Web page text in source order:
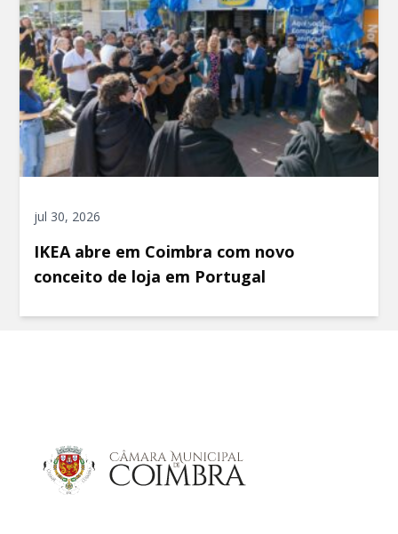
jul 30, 2026
IKEA abre em Coimbra com novo
conceito de loja em Portugal